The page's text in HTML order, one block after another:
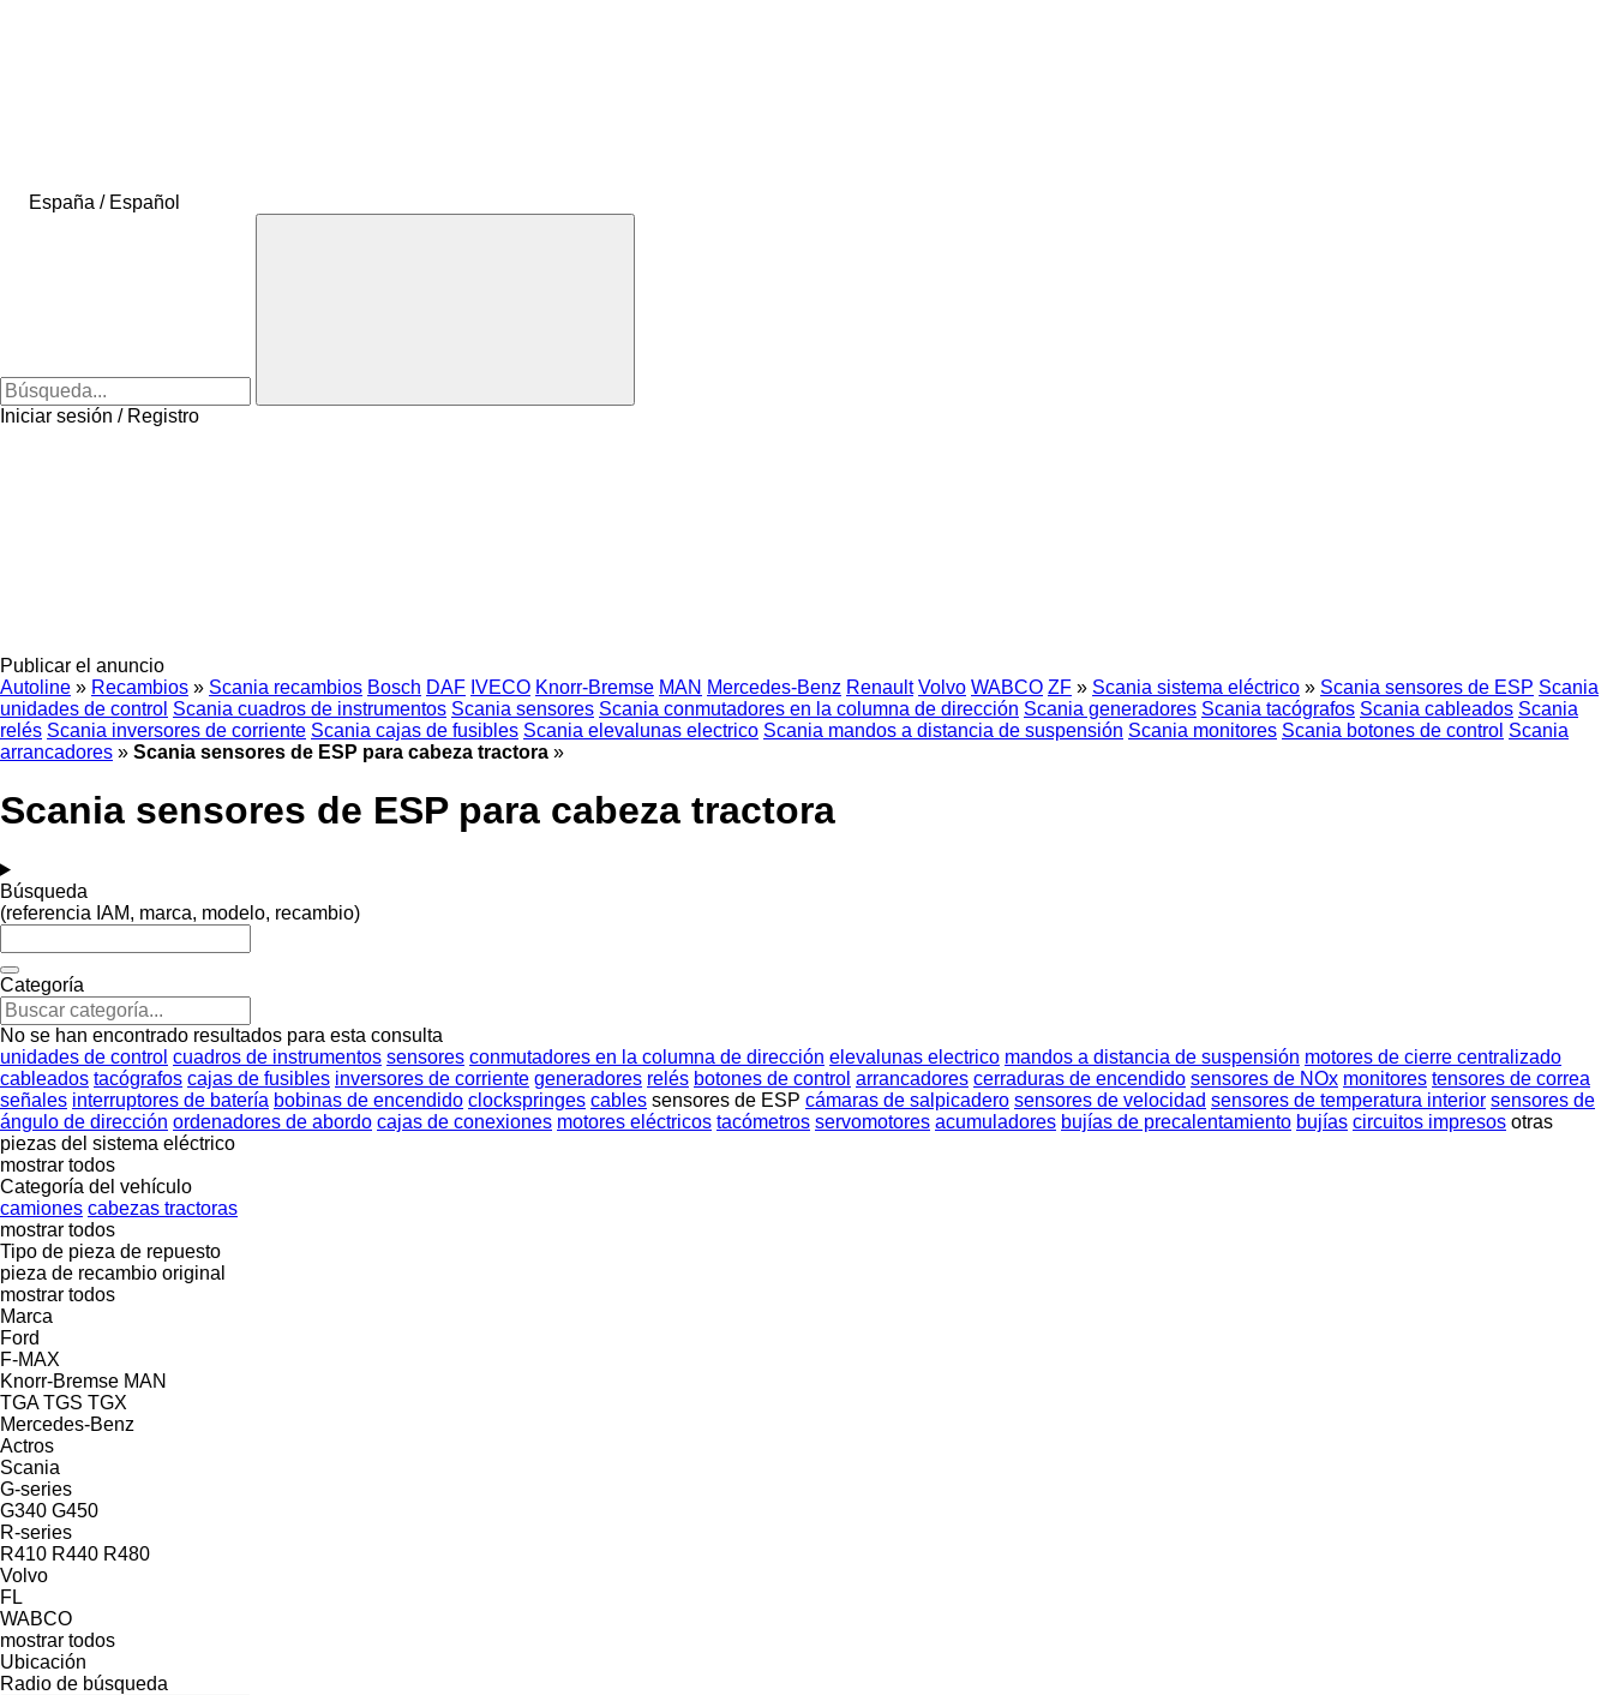
España / Español
Iniciar sesión / Registro
Publicar el anuncio
Autoline » Recambios » Scania recambios Bosch DAF IVECO Knorr-Bremse MAN Mercedes-Benz Renault Volvo WABCO ZF » Scania sistema eléctrico » Scania sensores de ESP Scania
unidades de control Scania cuadros de instrumentos Scania sensores Scania conmutadores en la columna de dirección Scania generadores Scania tacógrafos Scania cableados Scania
relés Scania inversores de corriente Scania cajas de fusibles Scania elevalunas electrico Scania mandos a distancia de suspensión Scania monitores Scania botones de control Scania
arrancadores » Scania sensores de ESP para cabeza tractora »
Scania sensores de ESP para cabeza tractora
Búsqueda
(referencia IAM, marca, modelo, recambio)
Categoría
No se han encontrado resultados para esta consulta
unidades de control cuadros de instrumentos sensores conmutadores en la columna de dirección elevalunas electrico mandos a distancia de suspensión motores de cierre centralizado
cableados tacógrafos cajas de fusibles inversores de corriente generadores relés botones de control arrancadores cerraduras de encendido sensores de NOx monitores tensores de correa
señales interruptores de batería bobinas de encendido clockspringes cables sensores de ESP cámaras de salpicadero sensores de velocidad sensores de temperatura interior sensores de
ángulo de dirección ordenadores de abordo cajas de conexiones motores eléctricos tacómetros servomotores acumuladores bujías de precalentamiento bujías circuitos impresos otras
piezas del sistema eléctrico
mostrar todos
Categoría del vehículo
camiones cabezas tractoras
mostrar todos
Tipo de pieza de repuesto
pieza de recambio original
mostrar todos
Marca
Ford
F-MAX
Knorr-Bremse MAN
TGA TGS TGX
Mercedes-Benz
Actros
Scania
G-series
G340 G450
R-series
R410 R440 R480
Volvo
FL
WABCO
mostrar todos
Ubicación
Radio de búsqueda